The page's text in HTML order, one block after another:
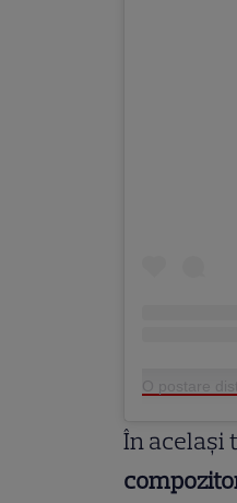
O postare
În același